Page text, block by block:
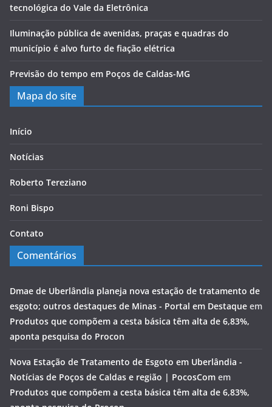
tecnológica do Vale da Eletrônica
Iluminação pública de avenidas, praças e quadras do
município é alvo furto de fiação elétrica
Previsão do tempo em Poços de Caldas-MG
Mapa do site
Início
Notícias
Roberto Tereziano
Roni Bispo
Contato
Comentários
Dmae de Uberlândia planeja nova estação de tratamento de
esgoto; outros destaques de Minas - Portal em Destaque em
Produtos que compõem a cesta básica têm alta de 6,83%,
aponta pesquisa do Procon
Nova Estação de Tratamento de Esgoto em Uberlândia -
Notícias de Poços de Caldas e região | PocosCom em
Produtos que compõem a cesta básica têm alta de 6,83%,